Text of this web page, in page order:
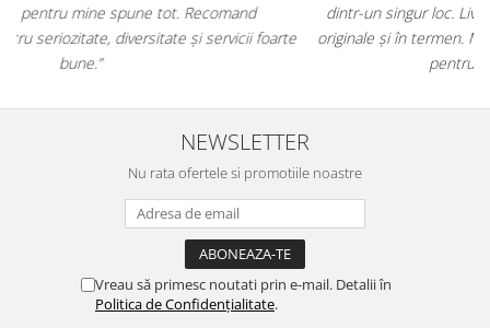
dintr-un singur loc. Livrarea a fost rapidă, iar produsele au fost
originale și în termen. Magazin serios, bine organizat și foarte util
NEWSLETTER
Nu rata ofertele si promotiile noastre
Vreau să primesc noutati prin e-mail. Detalii în
Politica de Confidențialitate.